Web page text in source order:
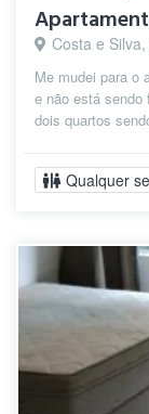
Costa e
Me mudei para o
e não está sendo
dois quartos
Qualquer